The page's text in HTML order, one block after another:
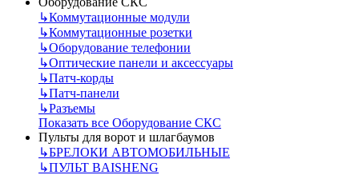
↳Коммутационные модули
↳Коммутационные розетки
↳Оборудование телефонии
↳Оптические панели и аксессуары
↳Патч-корды
↳Патч-панели
↳Разъемы
Показать все Оборудование СКС
Пульты для ворот и шлагбаумов
↳БРЕЛОКИ АВТОМОБИЛЬНЫЕ
↳ПУЛЬТ BAISHENG